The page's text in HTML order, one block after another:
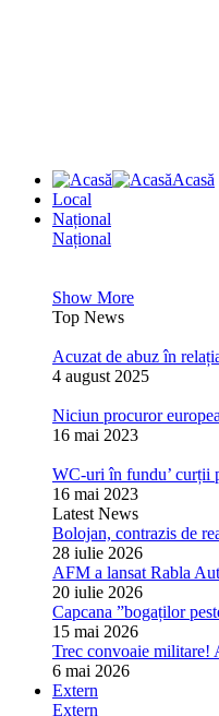
Acasă
Local
Național
Național
Show More
Top News
Acuzat de abuz în
4 august 2025
Niciun procuror
16 mai 2023
WC-uri în fundu’ curții
16 mai 2023
Latest News
Bolojan, contrazis de
28 iulie 2026
AFM a lansat Rabla
20 iulie 2026
Capcana ”bogaților
15 mai 2026
Trec convoaie
6 mai 2026
Extern
Extern